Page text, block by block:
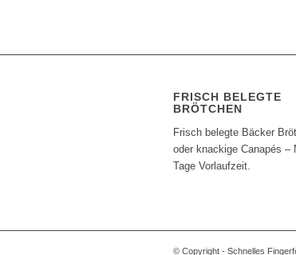
FRISCH BELEGTE
BRÖTCHEN
Frisch belegte Bäcker
oder knackige Canapés –
Tage Vorlaufzeit.
© Copyright - Schnelles